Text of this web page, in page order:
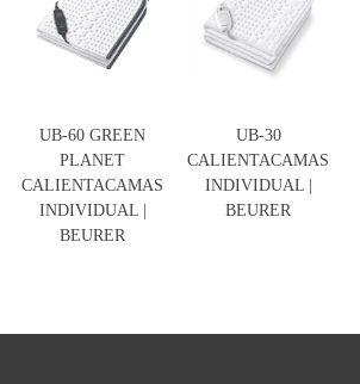
UB-60 GREEN
PLANET
CALIENTACAMAS
INDIVIDUAL |
BEURER
UB-30
CALIENTACAMAS
INDIVIDUAL |
BEURER